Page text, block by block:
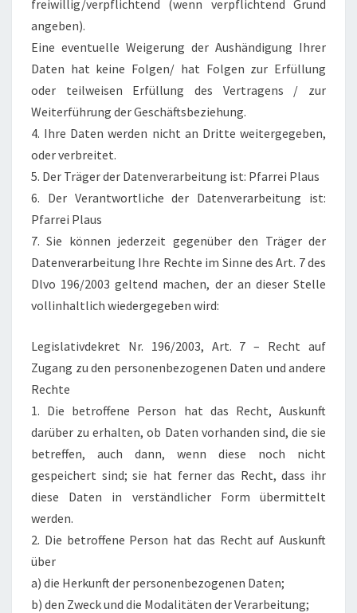
freiwillig/verpflichtend (wenn verpflichtend Grund
angeben).
Eine eventuelle Weigerung der Aushändigung Ihrer
Daten hat keine Folgen/ hat Folgen zur Erfüllung
oder teilweisen Erfüllung des Vertragens / zur
Weiterführung der Geschäftsbeziehung.
4. Ihre Daten werden nicht an Dritte weitergegeben,
oder verbreitet.
5. Der Träger der Datenverarbeitung ist: Pfarrei Plaus
6. Der Verantwortliche der Datenverarbeitung ist:
Pfarrei Plaus
7. Sie können jederzeit gegenüber den Träger der
Datenverarbeitung Ihre Rechte im Sinne des Art. 7 des
Dlvo 196/2003 geltend machen, der an dieser Stelle
vollinhaltlich wiedergegeben wird:
Legislativdekret Nr. 196/2003, Art. 7 – Recht auf
Zugang zu den personenbezogenen Daten und andere
Rechte
1. Die betroffene Person hat das Recht, Auskunft
darüber zu erhalten, ob Daten vorhanden sind, die sie
betreffen, auch dann, wenn diese noch nicht
gespeichert sind; sie hat ferner das Recht, dass ihr
diese Daten in verständlicher Form übermittelt
werden.
2. Die betroffene Person hat das Recht auf Auskunft
über
a) die Herkunft der personenbezogenen Daten;
b) den Zweck und die Modalitäten der Verarbeitung;